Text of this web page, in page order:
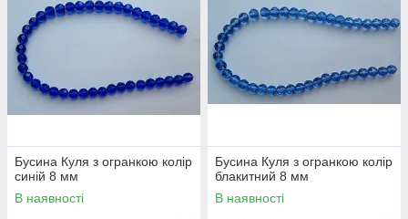
Бусина Куля з огранкою колір
синій 8 мм
В наявності
Бусина Куля з огранкою колір
блакитний 8 мм
В наявності